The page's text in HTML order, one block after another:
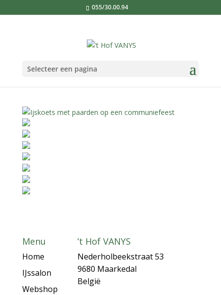
055/30.00.94
Selecteer een pagina
Menu
Home
IJssalon
Webshop
’t Hof VANYS
Nederholbeekstraat 53
9680 Maarkedal
België